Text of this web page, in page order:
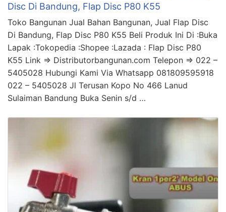
Disc Di Bandung, Flap Disc P80 K55
Toko Bangunan Jual Bahan Bangunan, Jual Flap Disc
Di Bandung, Flap Disc P80 K55 Beli Produk Ini Di :Buka
Lapak :Tokopedia :Shopee :Lazada : Flap Disc P80
K55 Link => Distributorbangunan.com Telepon => 022 –
5405028 Hubungi Kami Via Whatsapp 081809595918
022 – 5405028 Jl Terusan Kopo No 466 Lanud
Sulaiman Bandung Buka Senin s/d …